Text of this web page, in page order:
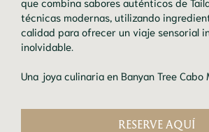
técnicas modernas, utilizando
calidad para ofrecer un viaje sensorial
inolvidable.
Una joya culinaria en Banyan Tree Cabo
RESERVE AQUÍ